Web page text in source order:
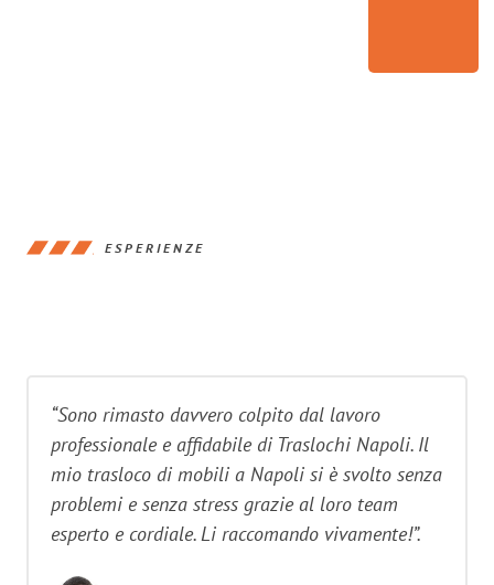
ESPERIENZE
“Sono rimasto davvero colpito dal lavoro
professionale e affidabile di Traslochi Napoli. Il
mio trasloco di mobili a Napoli si è svolto senza
problemi e senza stress grazie al loro team
esperto e cordiale. Li raccomando vivamente!”.